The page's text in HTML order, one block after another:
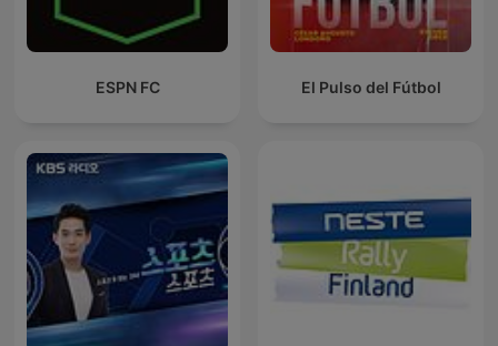
ESPN FC El Pulso del Fútbol